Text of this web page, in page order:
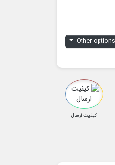
Other options
کیفیت ارسال